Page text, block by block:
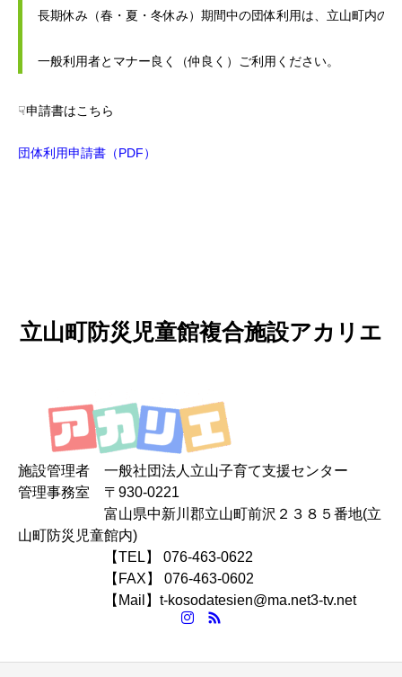
長期休み（春・夏・冬休み）期間中の団体利用は、立山町内の
一般利用者とマナー良く（仲良く）ご利用ください。
☟申請書はこちら
団体利用申請書（PDF）
立山町防災児童館複合施設アカリエ
施設管理者 一般社団法人立山子育て支援センター
管理事務室 〒930-0221
富山県中新川郡立山町前沢２３８５番地(立
山町防災児童館内)
【TEL】 076-463-0622
【FAX】 076-463-0602
【Mail】t-kosodatesien@ma.net3-tv.net